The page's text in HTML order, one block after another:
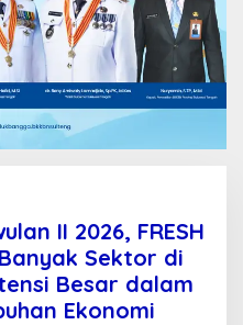
II 2026, FRESH
Sektor di
Besar dalam
Ekonomi